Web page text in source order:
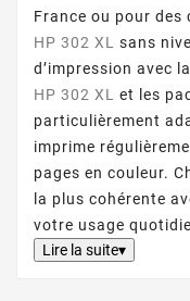
France ou pour
HP 302 XL
sans
d’impression avec
HP 302 XL
et les
particulièrement
imprime
pages en couleur.
la plus cohérente
votre usage
Lire la suite▾